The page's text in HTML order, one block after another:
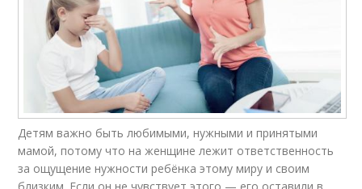
Детям важно быть любимыми, нужными и принятыми
мамой, потому что на женщине лежит ответственность
за ощущение нужности ребёнка этому миру и своим